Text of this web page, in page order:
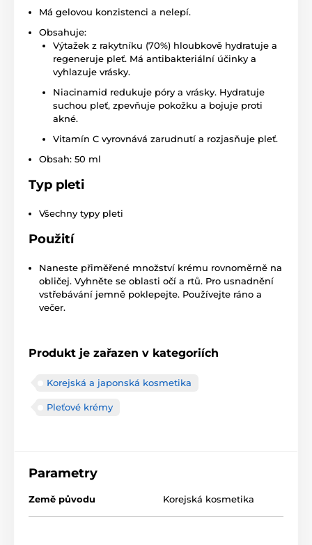
Má gelovou konzistenci a nelepí.
Obsahuje:
Výtažek z rakytníku (70%) hloubkově hydratuje a
regeneruje pleť. Má antibakteriální účinky a
vyhlazuje vrásky.
Niacinamid redukuje póry a vrásky. Hydratuje
suchou pleť, zpevňuje pokožku a bojuje proti
akné.
Vitamín C vyrovnává zarudnutí a rozjasňuje pleť.
Obsah: 50 ml
Typ pleti
Všechny typy pleti
Použití
Naneste přiměřené množství krému rovnoměrně na
obličej. Vyhněte se oblasti očí a rtů. Pro usnadnění
vstřebávání jemně poklepejte. Používejte ráno a
večer.
Produkt je zařazen v kategoriích
Korejská a japonská kosmetika
Pleťové krémy
Parametry
Země původu Korejská kosmetika